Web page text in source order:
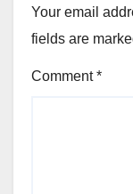
Your email
fields are
Comment*